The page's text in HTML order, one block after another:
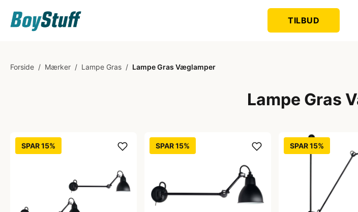
TILBUD
Forside / Mærker / Lampe Gras / Lampe Gras Væglamper
Lampe Gras
SPAR 15% SPAR 15% SPAR 15%